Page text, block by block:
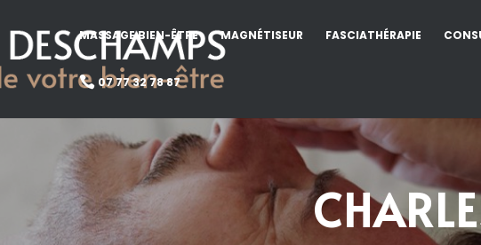
MASSAGE BIEN-ÊTRE MAGNÉTISEUR FASCIATHÉRAPIE
 07 77 32 78 87